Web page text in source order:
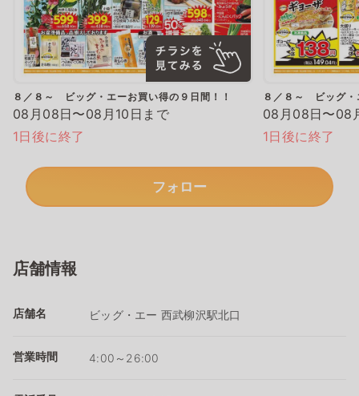
８／８～ ビッグ・エーお買い得の９日間！！
08月08日〜08月10日まで
1日後に終了
８／８～ ビッグ・
08月08日〜08
1日後に終了
フォロー
店舗情報
店舗名 ビッグ・エー 西武柳沢駅北口
営業時間 4:00～26:00